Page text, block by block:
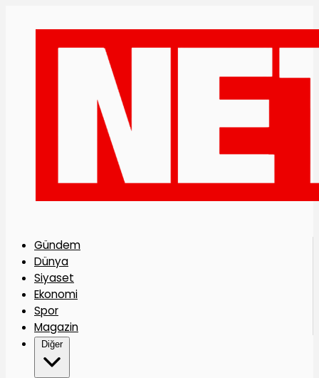
Gündem
Dünya
Siyaset
Ekonomi
Spor
Magazin
Diğer